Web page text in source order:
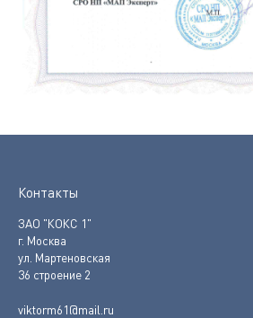
Контакты
ЗАО "КОКС 1"
г. Москва
ул. Мартеновская
36 строение 2
viktorm61@mail.ru